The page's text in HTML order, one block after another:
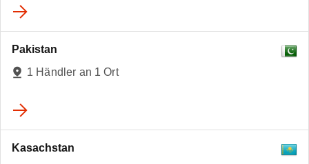
Pakistan
1 Händler an 1 Ort
Kasachstan